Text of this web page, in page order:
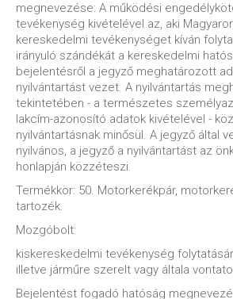
megnevezése: A működési
tevékenység kivételével az, aki
kereskedelmi tevékenységet kíván
irányuló szándékát a kereskedelmi
bejelentésről a jegyző meghatározott
nyilvántartást vezet. A nyilvántartás
tekintetében - a természetes
lakcím-azonosító adatok kivételével -
nyilvántartásnak minősül. A jegyző által
nyilvános, a jegyző a nyilvántartást az
honlapján közzéteszi.
Termékkör: 50. Motorkerékpár,
tartozék.
Mozgóbolt:
kiskereskedelmi tevékenység
illetve járműre szerelt vagy általa
Bejelentést fogadó hatóság